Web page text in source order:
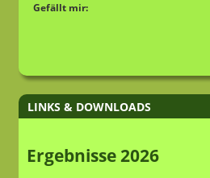
Gefällt mir:
LINKS & DOWNLOADS
Ergebnisse 2026